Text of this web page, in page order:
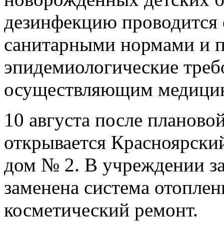
дезинфекцию проводится
санитарными нормами и
эпидемиологические
осуществляющим
10 августа после
открывается
дом № 2. В учреждении
заменена система
косметический ремонт.